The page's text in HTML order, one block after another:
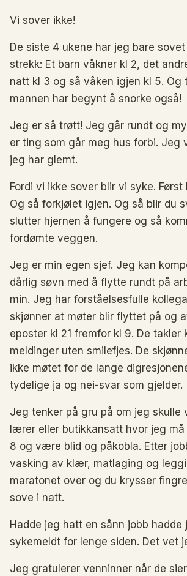
Vi sover ikke!
De siste 4 ukene har jeg bare
strekk: Et barn våkner kl 2, det
natt kl 3 og så våken igjen kl 5. Og
mannen har begynt å snorke også!
Jeg er så trøtt! Jeg går rundt og
er ting som går meg hus forbi. Jeg
jeg har glemt.
Fordi vi ikke sover blir vi syke.
Og så forkjølet igjen. Og så blir du
slutter hjernen å fungere og så
fordømte veggen.
Jeg er min egen sjef. Jeg kan
dårlig søvn med å flytte rundt på
min. Jeg har forståelsesfulle
skjønner at møter blir flyttet på og
eposter kl 21 fremfor kl 9. De takler
meldinger uten smilefjes. De
ikke møtet for de lange
tydelige ja og nei-svar som gjelder.
Jeg tenker på gru på om jeg skulle
lærer eller butikkansatt hvor jeg må
8 og være blid og påkobla. Etter
vasking av klær, matlaging og
maratonet over og du krysser
sove i natt.
Hadde jeg hatt en sånn jobb
sykemeldt for lenge siden. Det vet
Jeg gratulerer venninner når de